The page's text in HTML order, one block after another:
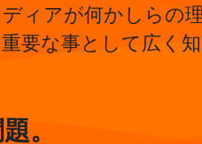
ィアが何かしらの
要な事として広く
。